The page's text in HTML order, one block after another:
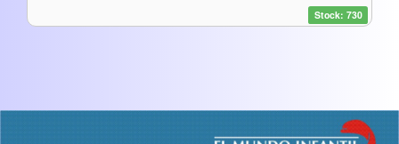
Stock: 730